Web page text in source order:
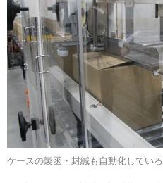
ケースの製函・封緘も自動化している